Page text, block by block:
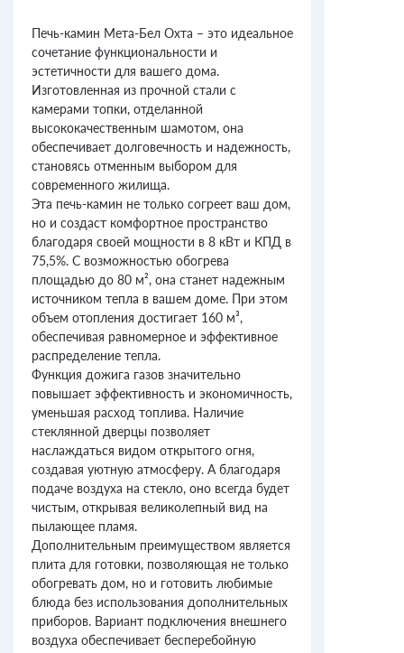
Печь-камин Мета-Бел Охта – это идеальное
сочетание функциональности и
эстетичности для вашего дома.
Изготовленная из прочной стали с
камерами топки, отделанной
высококачественным шамотом, она
обеспечивает долговечность и надежность,
становясь отменным выбором для
современного жилища.
Эта печь-камин не только согреет ваш дом,
но и создаст комфортное пространство
благодаря своей мощности в 8 кВт и КПД в
75,5%. С возможностью обогрева
площадью до 80 м², она станет надежным
источником тепла в вашем доме. При этом
объем отопления достигает 160 м³,
обеспечивая равномерное и эффективное
распределение тепла.
Функция дожига газов значительно
повышает эффективность и экономичность,
уменьшая расход топлива. Наличие
стеклянной дверцы позволяет
наслаждаться видом открытого огня,
создавая уютную атмосферу. А благодаря
подаче воздуха на стекло, оно всегда будет
чистым, открывая великолепный вид на
пылающее пламя.
Дополнительным преимуществом является
плита для готовки, позволяющая не только
обогревать дом, но и готовить любимые
блюда без использования дополнительных
приборов. Вариант подключения внешнего
воздуха обеспечивает бесперебойную